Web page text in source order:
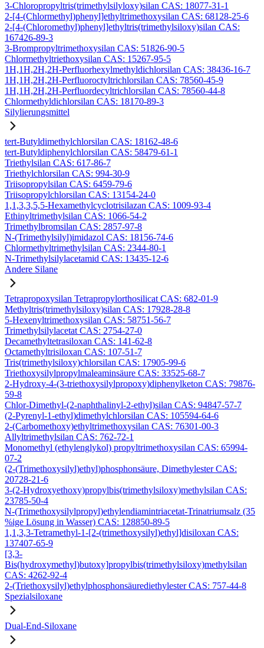
3-Chloropropyltris(trimethylsilyloxy)silan CAS: 18077-31-1
2-[4-(Chlormethyl)phenyl]ethyltrimethoxysilan CAS: 68128-25-6
2-[4-(Chloromethyl)phenyl]ethyltris(trimethylsiloxy)silan CAS:
167426-89-3
3-Brompropyltrimethoxysilan CAS: 51826-90-5
Chlormethyltriethoxysilan CAS: 15267-95-5
1H,1H,2H,2H-Perfluorhexylmethyldichlorsilan CAS: 38436-16-7
1H,1H,2H,2H-Perfluoroctyltrichlorsilan CAS: 78560-45-9
1H,1H,2H,2H-Perfluordecyltrichlorsilan CAS: 78560-44-8
Chlormethyldichlorsilan CAS: 18170-89-3
Silylierungsmittel
tert-Butyldimethylchlorsilan CAS: 18162-48-6
tert-Butyldiphenylchlorsilan CAS: 58479-61-1
Triethylsilan CAS: 617-86-7
Triethylchlorsilan CAS: 994-30-9
Triisopropylsilan CAS: 6459-79-6
Triisopropylchlorsilan CAS: 13154-24-0
1,1,3,3,5,5-Hexamethylcyclotrisilazan CAS: 1009-93-4
Ethinyltrimethylsilan CAS: 1066-54-2
Trimethylbromsilan CAS: 2857-97-8
N-(Trimethylsilyl)imidazol CAS: 18156-74-6
Chlormethyltrimethylsilan CAS: 2344-80-1
N-Trimethylsilylacetamid CAS: 13435-12-6
Andere Silane
Tetrapropoxysilan Tetrapropylorthosilicat CAS: 682-01-9
Methyltris(trimethylsiloxy)silan CAS: 17928-28-8
5-Hexenyltrimethoxysilan CAS: 58751-56-7
Trimethylsilylacetat CAS: 2754-27-0
Decamethyltetrasiloxan CAS: 141-62-8
Octamethyltrisiloxan CAS: 107-51-7
Tris(trimethylsiloxy)chlorsilan CAS: 17905-99-6
Triethoxysilylpropylmaleaminsäure CAS: 33525-68-7
2-Hydroxy-4-(3-triethoxysilylpropoxy)diphenylketon CAS: 79876-
59-8
Chlor-Dimethyl-(2-naphthalinyl-2-ethyl)silan CAS: 94847-57-7
(2-Pyrenyl-1-ethyl)dimethylchlorsilan CAS: 105594-64-6
2-(Carbomethoxy)ethyltrimethoxysilan CAS: 76301-00-3
Allyltrimethylsilan CAS: 762-72-1
Monomethyl (ethylenglykol) propyltrimethoxysilan CAS: 65994-
07-2
(2-(Trimethoxysilyl)ethyl)phosphonsäure, Dimethylester CAS:
20728-21-6
3-(2-Hydroxyethoxy)propylbis(trimethylsiloxy)methylsilan CAS:
23785-50-4
N-(Trimethoxysilylpropyl)ethylendiamintriacetat-Trinatriumsalz (35
%ige Lösung in Wasser) CAS: 128850-89-5
1,1,3,3-Tetramethyl-1-[2-(trimethoxysilyl)ethyl]disiloxan CAS:
137407-65-9
[3,3-
Bis(hydroxymethyl)butoxy]propylbis(trimethylsiloxy)methylsilan
CAS: 4262-92-4
2-(Triethoxysilyl)ethylphosphonsäurediethylester CAS: 757-44-8
Spezialsiloxane
Dual-End-Siloxane